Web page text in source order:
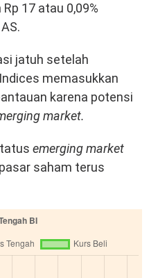
17 atau 0,09%
jatuh setelah
memasukkan
karena potensi
market.
emerging market
saham terus